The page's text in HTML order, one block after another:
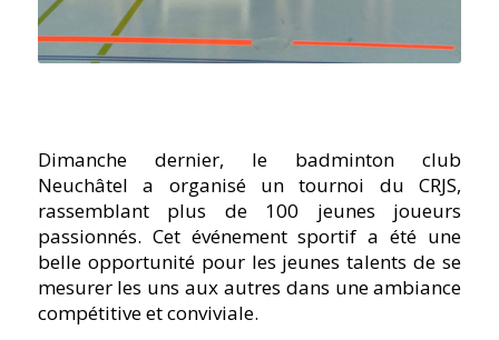
Dimanche dernier, le badminton club
Neuchâtel a organisé un tournoi du CRJS,
rassemblant plus de 100 jeunes joueurs
passionnés. Cet événement sportif a été une
belle opportunité pour les jeunes talents de se
mesurer les uns aux autres dans une ambiance
compétitive et conviviale.